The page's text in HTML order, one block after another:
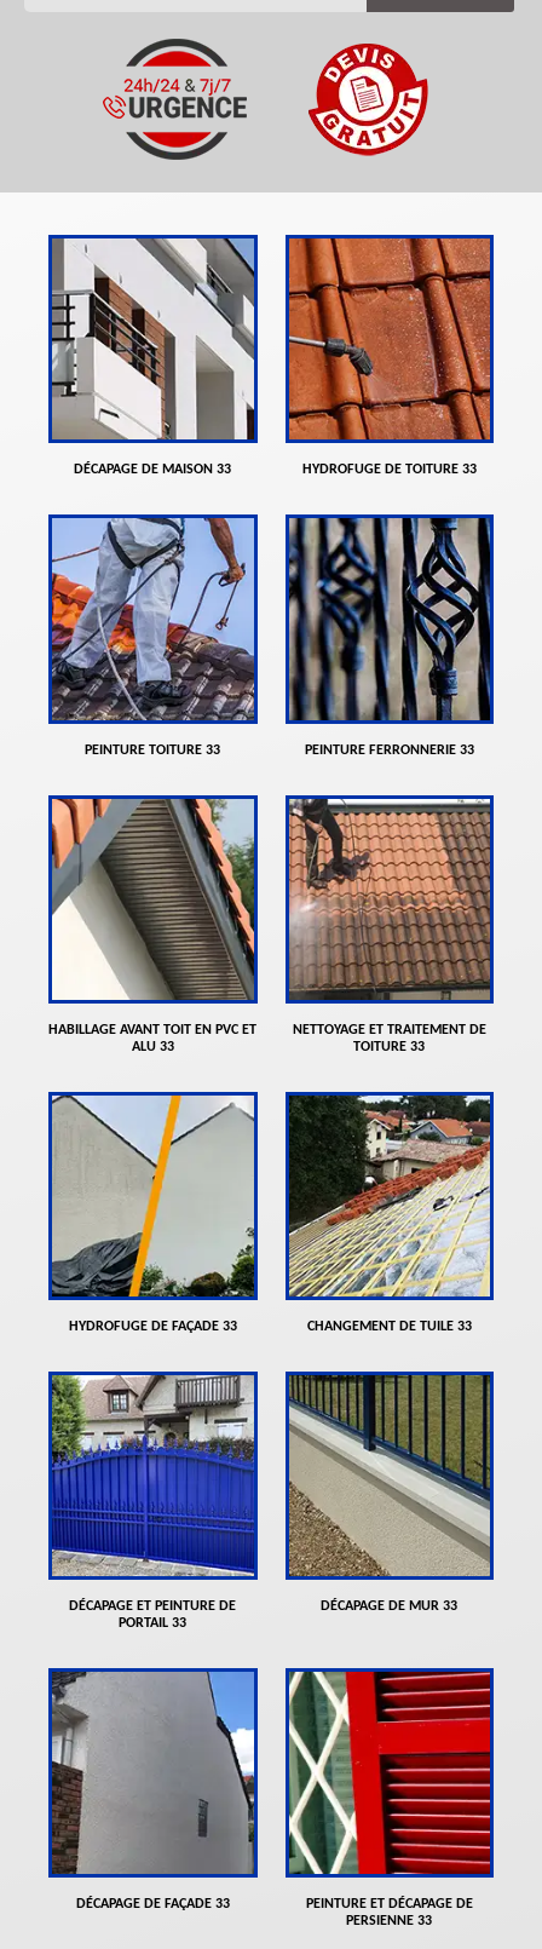
DÉCAPAGE DE MAISON 33 HYDROFUGE DE TOITURE 33
PEINTURE TOITURE 33 PEINTURE FERRONNERIE 33
HABILLAGE AVANT TOIT EN PVC ET
ALU 33
NETTOYAGE ET TRAITEMENT DE
TOITURE 33
HYDROFUGE DE FAÇADE 33 CHANGEMENT DE TUILE 33
DÉCAPAGE ET PEINTURE DE
PORTAIL 33
DÉCAPAGE DE MUR 33
DÉCAPAGE DE FAÇADE 33
PEINTURE ET DÉCAPAGE DE
PERSIENNE 33